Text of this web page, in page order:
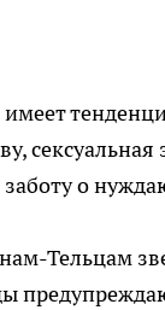
о
Тельцам